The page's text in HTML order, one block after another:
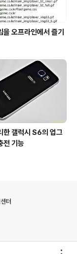
을 오프라인에서 즐기
한 갤럭시 S6의 업그
전 기능
터